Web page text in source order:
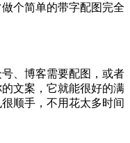
个简单的带字配图完全
、博客需要配图，或者
文案，它就能很好的满
顺手，不用花太多时间